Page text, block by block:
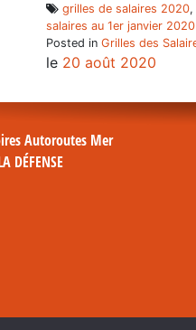
grilles de salaires 2020,
salaires au 1er janvier 2020
Posted in Grilles des
le 20 août 2020
Autoroutes Mer
DÉFENSE